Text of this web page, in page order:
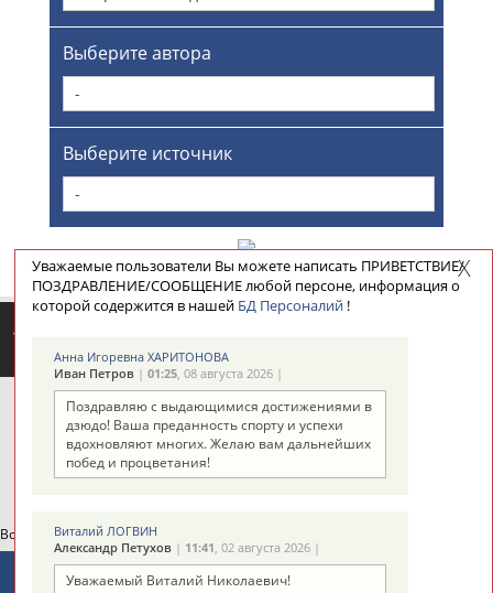
Выберите автора
-
Выберите источник
-
ТАБЛО АКТИВНОСТИ
ЦЕЛИ ПРОЕКТА КОНТАКТЫ НАШИ КНОПКИ
Вопросы сотрудничества и совместной деятельности
Адресов в новостной рассылке: 996
Уважаемые пользователи Вы можете написать ПРИВЕТСТВИЕ/
ПОЗДРАВЛЕНИЕ/СООБЩЕНИЕ любой персоне, информация о
которой содержится в нашей БД Персоналий!
Анна Игоревна ХАРИТОНОВА
Иван Петров| 01:25, 08 августа 2026 |
Поздравляю с выдающимися достижениями в
дзюдо! Ваша преданность спорту и успехи
вдохновляют многих. Желаю вам дальнейших
побед и процветания!
Виталий ЛОГВИН
Александр Петухов| 11:41, 02 августа 2026 |
Уважаемый Виталий Николаевич!